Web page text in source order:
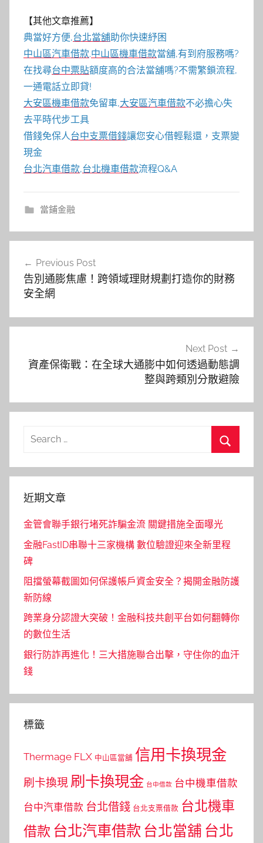
【其他文章推薦】
典當好方便,台北當舖助你快速紓困
中山區汽車借款.中山區機車借款當舖,有到府服務嗎?
在找尋台中票貼額度高的合法當舖嗎?不需繁鎖流程,
一通電話立即貸!
大安區機車借款免留車,大安區汽車借款不必擔心失
去平時代步工具
借錢免保人台中支票借錢讓您安心借輕鬆還，支票變
現金
台北汽車借款,台北機車借款流程Q&A
當鋪金融
覽
Previous Post
告別通膨焦慮！跨領域理財規劃打造你的財務
安全網
Next Post
資產保衛戰：在全球大通膨中如何透過動態調
整與跨類別分散避險
Search
近期文章
金管會聯手銀行堵死詐騙金流 關鍵措施全面曝光
金融FastID串聯十三家機構 數位驗證迎來全新里程
碑
阻擋螢幕截圖如何保護帳戶資金安全？揭開金融防護
新防線
跨業身分認證大突破！金融科技共創平台如何翻轉你
的數位生活
銀行防詐再進化！三大措施聯合出擊，守住你的血汗
錢
標籤
Thermage FLX 中山區當舖 信用卡換現金
刷卡換現 刷卡換現金 台中借款 台中機車借款
台中汽車借款 台北借錢 台北支票借款 台北機車
借款 台北汽車借款 台北當舖 台北